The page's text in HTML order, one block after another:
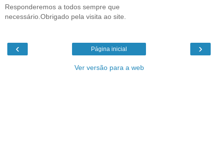
Responderemos a todos sempre que
necessário.Obrigado pela visita ao site.
‹ ›
Página inicial
Ver versão para a web